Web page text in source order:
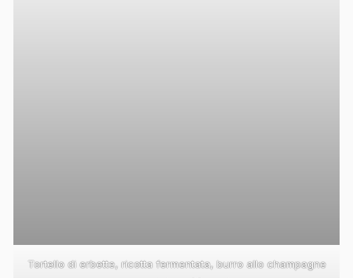
Tortello di erbette, ricotta fermentata, burro allo champagne